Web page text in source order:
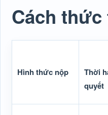
Cách
Hình thức nộp
Thời
quyết